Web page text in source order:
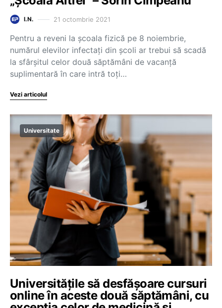
I.N. 21 octombrie 2021
Pentru a reveni la școala fizică pe 8 noiembrie,
numărul elevilor infectați din școli ar trebui să scadă
la sfârșitul celor două săptămâni de vacanță
suplimentară în care intră toți…
Vezi articolul
Universitate
Universitățile să desfășoare cursuri
online în aceste două săptămâni, cu